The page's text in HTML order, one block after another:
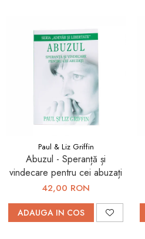
Paul & Liz Griffin
Abuzul - Speranță și
vindecare pentru cei abuzați
42,00 RON
ADAUGA IN COS